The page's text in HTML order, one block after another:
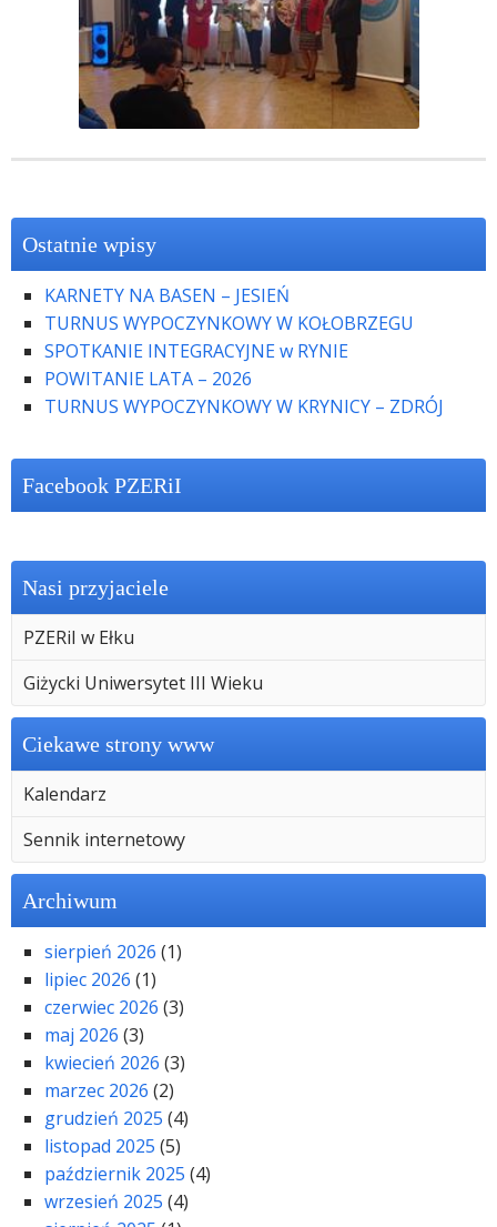
Ostatnie wpisy
KARNETY NA BASEN – JESIEŃ
TURNUS WYPOCZYNKOWY W KOŁOBRZEGU
SPOTKANIE INTEGRACYJNE w RYNIE
POWITANIE LATA – 2026
TURNUS WYPOCZYNKOWY W KRYNICY – ZDRÓJ
Facebook PZERiI
Nasi przyjaciele
PZERiI w Ełku
Giżycki Uniwersytet III Wieku
Ciekawe strony www
Kalendarz
Sennik internetowy
Archiwum
sierpień 2026 (1)
lipiec 2026 (1)
czerwiec 2026 (3)
maj 2026 (3)
kwiecień 2026 (3)
marzec 2026 (2)
grudzień 2025 (4)
listopad 2025 (5)
październik 2025 (4)
wrzesień 2025 (4)